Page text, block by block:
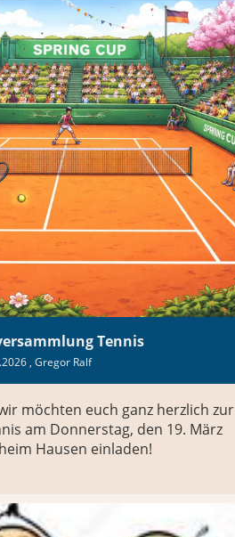
Tennis
, Gregor Ralf
möchten euch ganz herzlich zur
am Donnerstag, den 19. März
Hausen einladen!